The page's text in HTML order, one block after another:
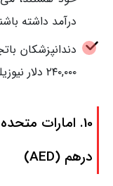
درآمد داشته
دندانپزشکان
۲۴۰,۰۰۰ دلار نیوزیلند در سال درآمد کسب کنند.
درهم (AED)